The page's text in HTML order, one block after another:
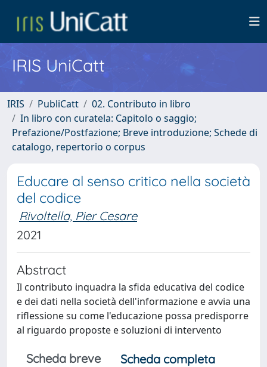
IRIS UniCatt
IRIS PubliCatt
02. Contributo in libro
In libro con curatela: Capitolo o saggio;
Prefazione/Postfazione; Breve introduzione; Schede di
catalogo, repertorio o corpus
Educare al senso critico nella società
del codice
Rivoltella, Pier Cesare
2021
Abstract
Il contributo inquadra la sfida educativa del codice
e dei dati nella società dell'informazione e avvia una
riflessione su come l'educazione possa predisporre
al riguardo proposte e soluzioni di intervento
Scheda breve
Scheda completa